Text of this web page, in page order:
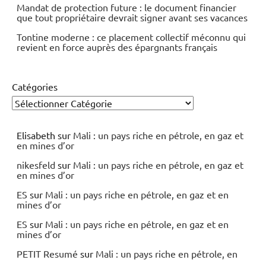
Mandat de protection future : le document financier
que tout propriétaire devrait signer avant ses vacances
Tontine moderne : ce placement collectif méconnu qui
revient en force auprès des épargnants français
Catégories
Elisabeth sur Mali : un pays riche en pétrole, en gaz et
en mines d’or
nikesfeld sur Mali : un pays riche en pétrole, en gaz et
en mines d’or
ES sur Mali : un pays riche en pétrole, en gaz et en
mines d’or
ES sur Mali : un pays riche en pétrole, en gaz et en
mines d’or
PETIT Resumé sur Mali : un pays riche en pétrole, en